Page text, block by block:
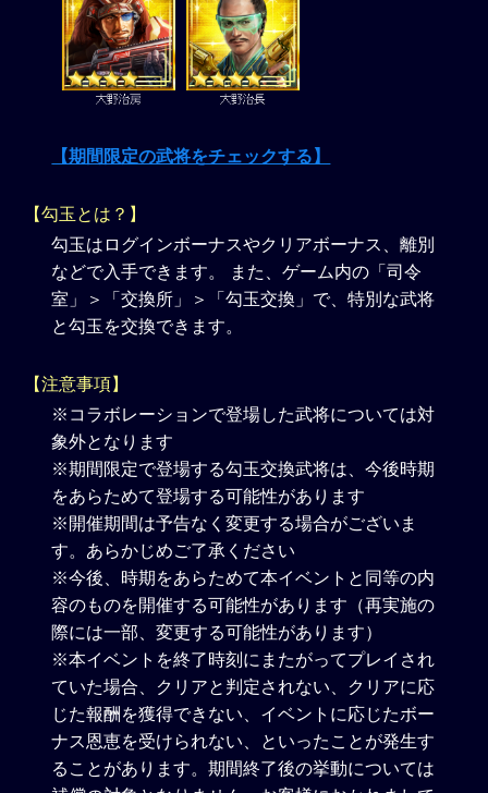
【期間限定の武将をチェックする】
【勾玉とは？】
勾玉はログインボーナスやクリアボーナス、離別
などで入手できます。 また、ゲーム内の「司令
室」＞「交換所」＞「勾玉交換」で、特別な武将
と勾玉を交換できます。
【注意事項】
※コラボレーションで登場した武将については対
象外となります
※期間限定で登場する勾玉交換武将は、今後時期
をあらためて登場する可能性があります
※開催期間は予告なく変更する場合がございま
す。あらかじめご了承ください
※今後、時期をあらためて本イベントと同等の内
容のものを開催する可能性があります（再実施の
際には一部、変更する可能性があります）
※本イベントを終了時刻にまたがってプレイされ
ていた場合、クリアと判定されない、クリアに応
じた報酬を獲得できない、イベントに応じたボー
ナス恩恵を受けられない、といったことが発生す
ることがあります。期間終了後の挙動については